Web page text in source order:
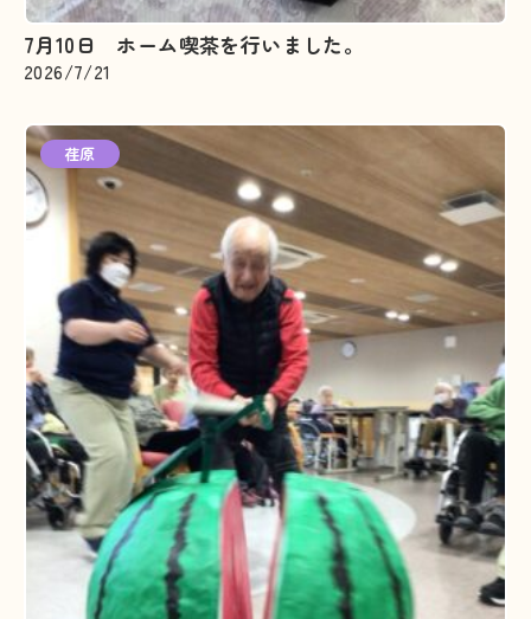
7月10日 ホーム喫茶を行いました。
2026/7/21
荏原